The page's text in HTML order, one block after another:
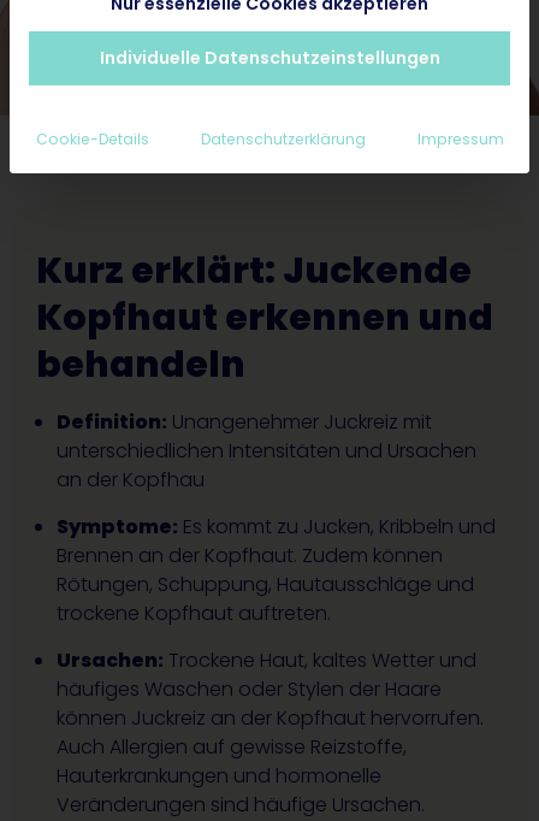
Erstattungsfähig für Privatpatienten
Kurz erklärt: Juckende
Kopfhaut erkennen und
behandeln
Definition: Unangenehmer Juckreiz mit
unterschiedlichen Intensitäten und Ursachen
an der Kopfhau
Symptome: Es kommt zu Jucken, Kribbeln und
Brennen an der Kopfhaut. Zudem können
Rötungen, Schuppung, Hautausschläge und
trockene Kopfhaut auftreten.
Ursachen: Trockene Haut, kaltes Wetter und
häufiges Waschen oder Stylen der Haare
können Juckreiz an der Kopfhaut hervorrufen.
Auch Allergien auf gewisse Reizstoffe,
Hauterkrankungen und hormonelle
Veränderungen sind häufige Ursachen.
Individuelle Datenschutzeinstellungen
Cookie-Details Datenschutzerklärung Impressum